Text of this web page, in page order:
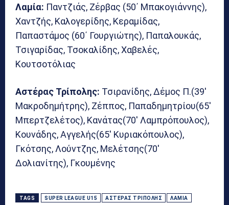
Λαμία: Παντζιάς, Ζέρβας (50΄ Μπακογιάννης),
Χαντζής, Καλογερίδης, Κεραμίδας,
Παπαστάμος (60΄ Γουργιώτης), Παπαλουκάς,
Τσιγαρίδας, Τσοκαλίδης, Χαβελές,
Κουτσοτόλιας
Αστέρας Τρίπολης: Τσιρανίδης, Δέμος Π.(39′
Μακροδημήτρης), Ζέππος, Παπαδημητρίου(65′
Μπερτζελέτος), Κανάτας(70′ Λαμπρόπουλος),
Κουνάδης, Αγγελής(65′ Κυριακόπουλος),
Γκότσης, Λούντζης, Μελέτσης(70′
Δολιανίτης), Γκουμένης
TAGS SUPER LEAGUE U15 ΑΣΤΈΡΑΣ ΤΡΊΠΟΛΗΣ ΛΑΜΊΑ